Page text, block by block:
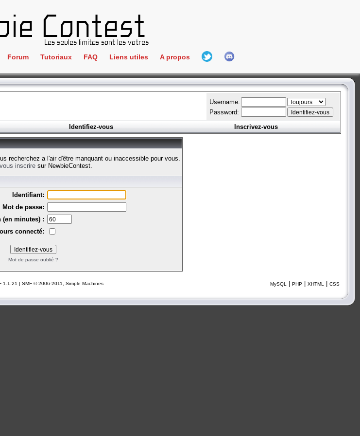
Forum Tutoriaux FAQ Liens utiles
IRC
Newbie Connect
Partenaires
Réglement
A propos
L'équipe
Hall Of Fame
Username:
Password:
Identifiez-vous Inscrivez-vous
recherchez a l'air d'être manquant ou inaccessible pour vous.
vous inscriresur NewbieContest.
Identifiant:
Mot de passe:
(en minutes) :
connecté:
Mot de passe oublié ?
1.1.21 | SMF © 2006-2011, Simple Machines MySQL | PHP | XHTML | CSS